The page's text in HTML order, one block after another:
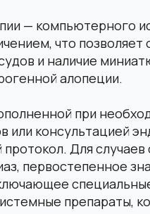
— компьютерного
что позволяет
и наличие
алопеции.
при
консультацией
Для
первостепенное
препараты,